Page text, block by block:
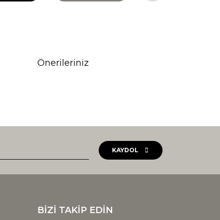
Önerileriniz
KAYDOL
BİZİ TAKİP EDİN